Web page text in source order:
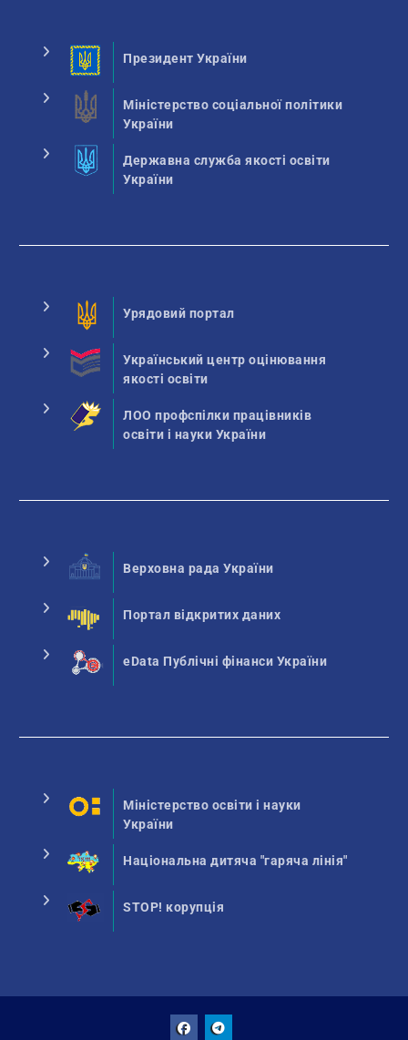
Президент України
Міністерство соціальної політики
України
Державна служба якості освіти
України
Урядовий портал
Український центр оцінювання
якості освіти
ЛОО профспілки працівників
освіти і науки України
Верховна рада України
Портал відкритих даних
eData Публічні фінанси України
Міністерство освіти і науки
України
Національна дитяча "гаряча лінія"
STOP! корупція